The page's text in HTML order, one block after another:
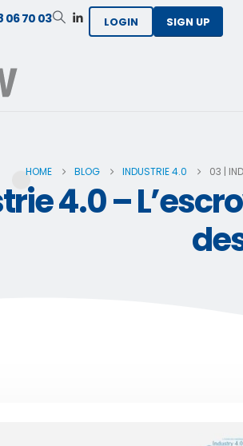
06 70 03 LOGIN SIGN UP
HOME BLOG INDUSTRIE 4.0 03 |
4.0 –